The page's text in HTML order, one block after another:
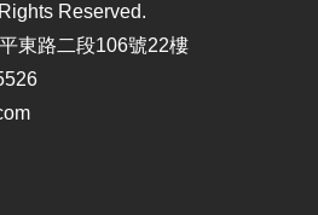
Reserved.
東路二段106號22樓